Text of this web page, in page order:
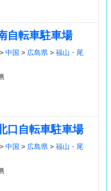
自転車駐車場
> 中国 > 広島県 > 福山・尾
口自転車駐車場
> 中国 > 広島県 > 福山・尾